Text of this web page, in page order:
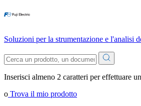
Soluzioni per la strumentazione e l'analisi
Inserisci almeno 2 caratteri per effettuare
o Trova il mio prodotto